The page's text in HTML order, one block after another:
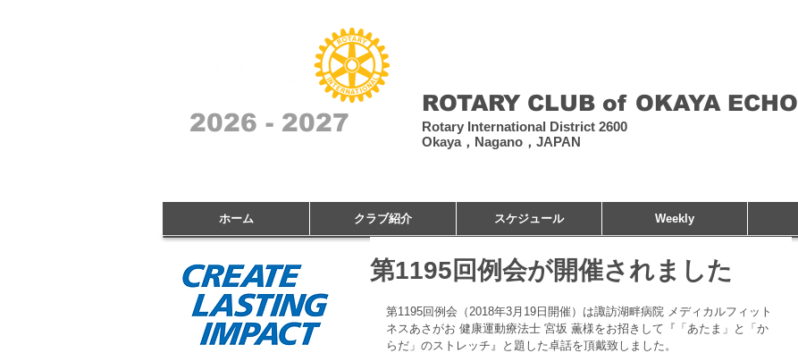
2026 - 2027
ROTARY CLUB of OKAYA ECHO
Rotary International District 2600
Okaya，Nagano，JAPAN
ホーム クラブ紹介 スケジュール Weekly
第1195回例会が開催されました
第1195回例会（2018年3月19日開催）は諏訪湖畔病院 メディカルフィット
ネスあさがお 健康運動療法士 宮坂 薫様をお招きして『「あたま」と「か
らだ」のストレッチ』と題した卓話を頂戴致しました。